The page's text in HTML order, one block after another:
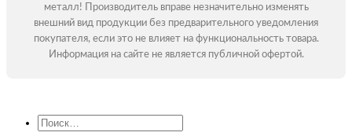
металл! Производитель вправе незначительно изменять
внешний вид продукции без предварительного уведомления
покупателя, если это не влияет на функциональность товара.
Информация на сайте не является публичной офертой.
Искать: